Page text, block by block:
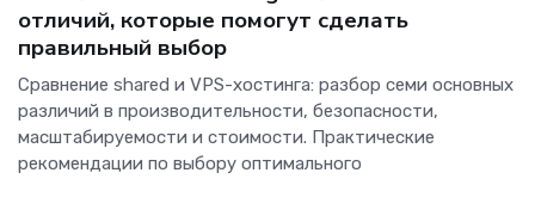
отличий, которые помогут сделать
правильный выбор
Сравнение shared и VPS-хостинга: разбор семи основных
различий в производительности, безопасности,
масштабируемости и стоимости. Практические
рекомендации по выбору оптимального